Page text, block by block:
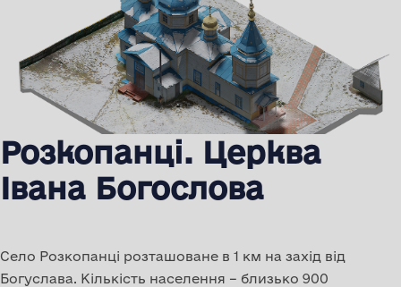
Розкопанці. Церква
Івана Богослова
Село Розкопанці розташоване в 1 км на захід від
Богуслава. Кількість населення – близько 900